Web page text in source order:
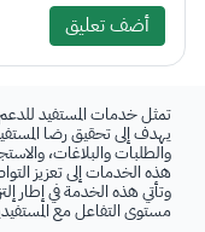
أضف تعليق
تمثل خدمات المستفيد
يهدف إلى تحقيق رضا
والطلبات والبلاغات،
هذه الخدمات إلى تعزيز
وتأتي هذه الخدمة في إطار
مستوى التفاعل مع